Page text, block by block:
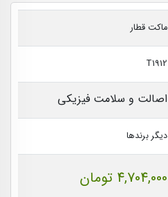
ماکت قطار
T1912
اصالت و سلامت فیزیکی
دیگر برندها
4,704,000 تومان